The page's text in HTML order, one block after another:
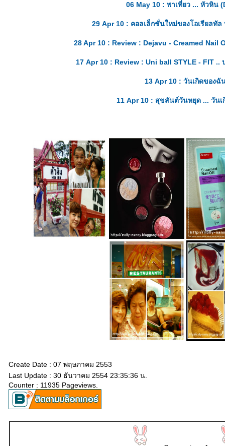
06 May 10 : พาเที่ยว ... หัวหิน
29 Apr 10 : คอลเล็กชั่นใหม่ของโอเรียลทัล
28 Apr 10 : Review : Dejavu - Creamed Nail
17 Apr 10 : Review : Uni ball STYLE - FIT ..
13 Apr 10 : วันเกิดของฉั
11 Apr 10 : สุขสันต์วันหยุด ... วัน
Create Date : 07 พฤษภาคม 2553
Last Update : 30 ธันวาคม 2554 23:35:36 น.
Counter : 11935 Pageviews.